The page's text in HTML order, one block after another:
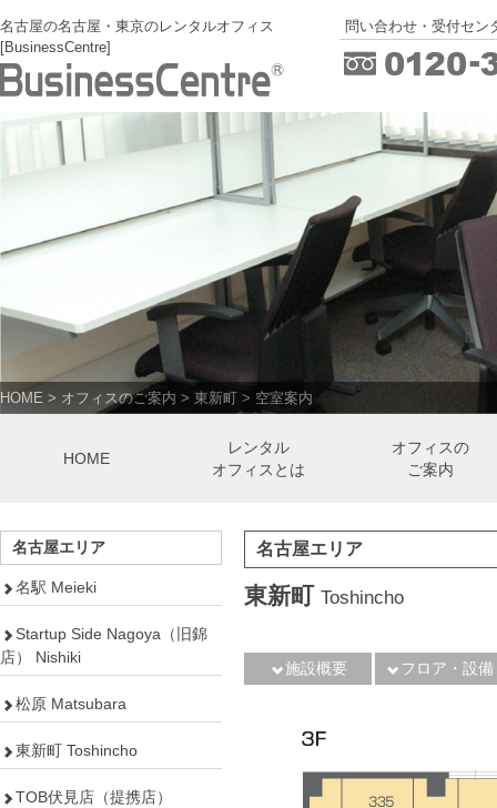
名古屋の名古屋・東京のレンタルオフィス
[BusinessCentre]
問い合わせ・受付セン
HOME > オフィスのご案内 > 東新町 > 空室案内
HOME
レンタル
オフィスとは
オフィスの
ご案内
名古屋エリア
東新町 Toshincho
施設概要 フロア・設備
名古屋エリア
名駅 Meieki
Startup Side Nagoya（旧錦
店） Nishiki
松原 Matsubara
東新町 Toshincho
TOB伏見店（提携店）